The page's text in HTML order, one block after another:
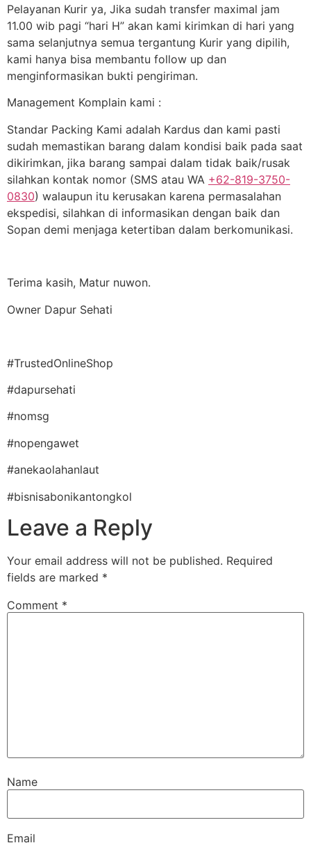
Pelayanan Kurir ya, Jika sudah transfer maximal jam
11.00 wib pagi “hari H” akan kami kirimkan di hari yang
sama selanjutnya semua tergantung Kurir yang dipilih,
kami hanya bisa membantu follow up dan
menginformasikan bukti pengiriman.
Management Komplain kami :
Standar Packing Kami adalah Kardus dan kami pasti
sudah memastikan barang dalam kondisi baik pada saat
dikirimkan, jika barang sampai dalam tidak baik/rusak
silahkan kontak nomor (SMS atau WA +62-819-3750-
0830) walaupun itu kerusakan karena permasalahan
ekspedisi, silahkan di informasikan dengan baik dan
Sopan demi menjaga ketertiban dalam berkomunikasi.
Terima kasih, Matur nuwon.
Owner Dapur Sehati
#TrustedOnlineShop
#dapursehati
#nomsg
#nopengawet
#anekaolahanlaut
#bisnisabonikantongkol
Leave a Reply
Your email address will not be published. Required
fields are marked *
Comment *
Name
Email